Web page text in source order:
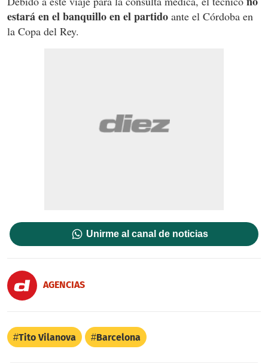
estará en el banquillo en el partido ante el Córdoba en
la Copa del Rey.
Unirme al canal de noticias
AGENCIAS
Tito Vilanova Barcelona